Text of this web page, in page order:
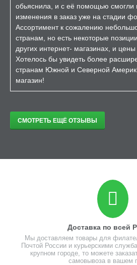
обьяснила, и с её помощью смогли
изменения в заказ уже на стадии
Ассортимент к сожалению
странам, но есть некоторые
других интернет- магазинах, и
Хотелось бы увидеть более
странам Южной и Северной
магазин!
СМОТРЕТЬ ЕЩЁ ОТЗЫВЫ
Доставка по всей
Мы доставляем товары для
Почтой России и курьерскими
крупном городе, то можете
самовывоза в вашем